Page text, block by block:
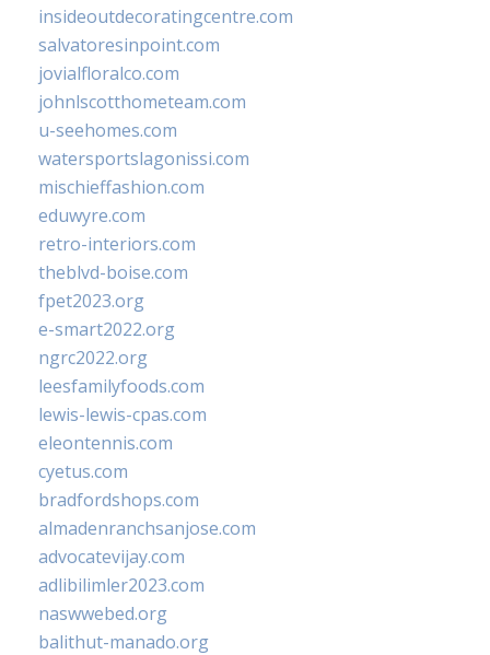
insideoutdecoratingcentre.com
salvatoresinpoint.com
jovialfloralco.com
johnlscotthometeam.com
u-seehomes.com
watersportslagonissi.com
mischieffashion.com
eduwyre.com
retro-interiors.com
theblvd-boise.com
fpet2023.org
e-smart2022.org
ngrc2022.org
leesfamilyfoods.com
lewis-lewis-cpas.com
eleontennis.com
cyetus.com
bradfordshops.com
almadenranchsanjose.com
advocatevijay.com
adlibilimler2023.com
naswwebed.org
balithut-manado.org